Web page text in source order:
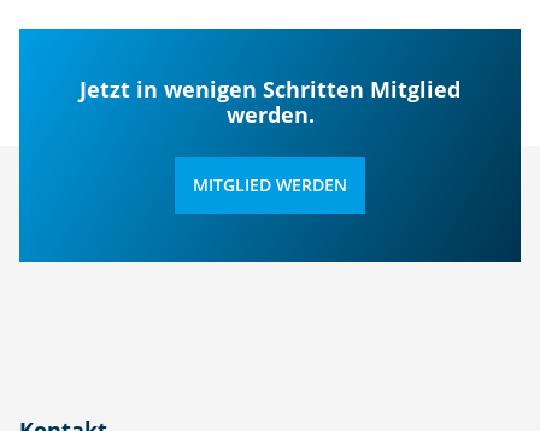
Jetzt in wenigen Schritten Mitglied
werden.
MITGLIED WERDEN